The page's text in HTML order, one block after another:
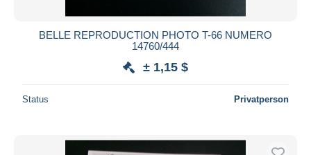
BELLE REPRODUCTION PHOTO T-66 NUMERO
14760/444
± 1,15 $
Status Privatperson